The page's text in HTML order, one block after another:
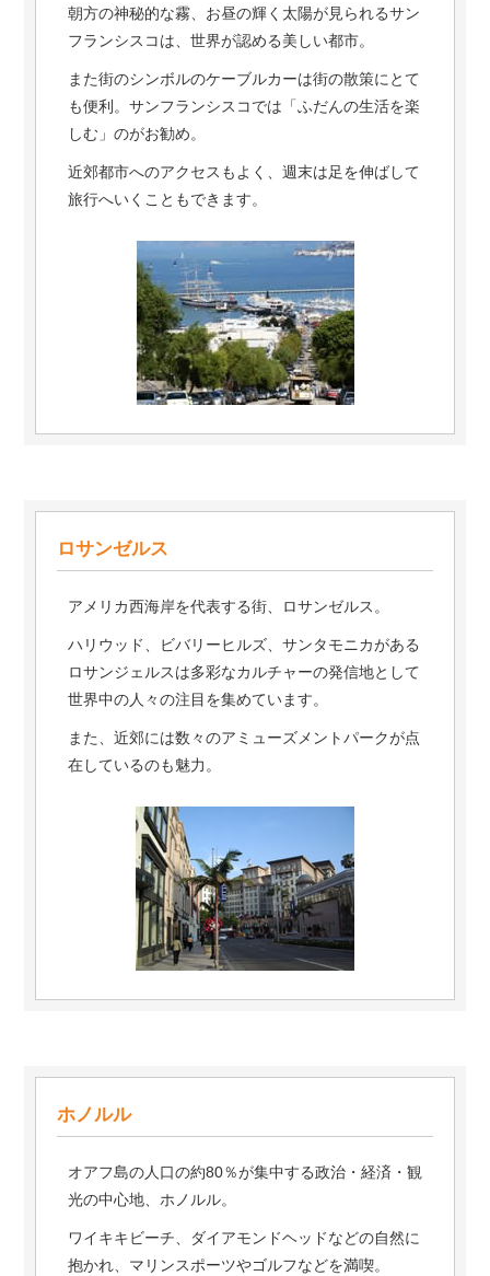
朝方の神秘的な霧、お昼の輝く太陽が見られるサン
フランシスコは、世界が認める美しい都市。
また街のシンボルのケーブルカーは街の散策にとて
も便利。サンフランシスコでは「ふだんの生活を楽
しむ」のがお勧め。
近郊都市へのアクセスもよく、週末は足を伸ばして
旅行へいくこともできます。
ロサンゼルス
アメリカ西海岸を代表する街、ロサンゼルス。
ハリウッド、ビバリーヒルズ、サンタモニカがある
ロサンジェルスは多彩なカルチャーの発信地として
世界中の人々の注目を集めています。
また、近郊には数々のアミューズメントパークが点
在しているのも魅力。
ホノルル
オアフ島の人口の約80％が集中する政治・経済・観
光の中心地、ホノルル。
ワイキキビーチ、ダイアモンドヘッドなどの自然に
抱かれ、マリンスポーツやゴルフなどを満喫。